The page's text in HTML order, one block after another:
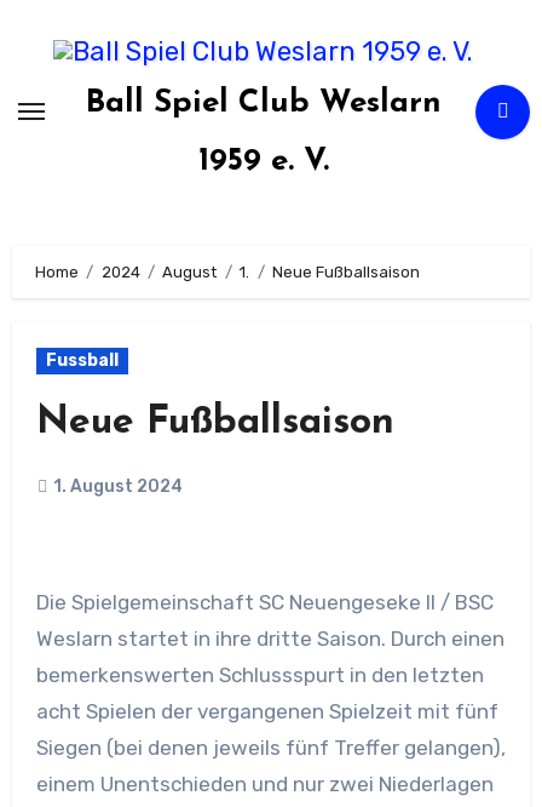
Ball Spiel Club Weslarn
1959 e. V.
Home 2024 August 1. Neue Fußballsaison
Fussball
Neue Fußballsaison
1. August 2024
Die Spielgemeinschaft SC Neuengeseke II / BSC
Weslarn startet in ihre dritte Saison. Durch einen
bemerkenswerten Schlussspurt in den letzten
acht Spielen der vergangenen Spielzeit mit fünf
Siegen (bei denen jeweils fünf Treffer gelangen),
einem Unentschieden und nur zwei Niederlagen